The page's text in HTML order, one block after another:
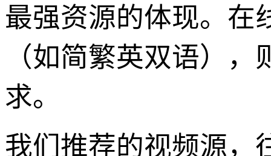
最强资源的体现。在
（如简繁英双语）
求。
我们推荐的视频源，